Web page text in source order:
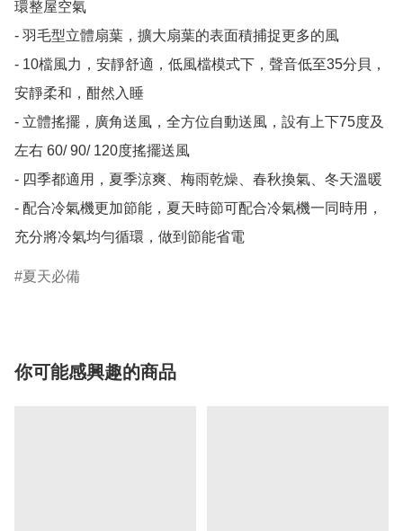
環整屋空氣
- 羽毛型立體扇葉，擴大扇葉的表面積捕捉更多的風
- 10檔風力，安靜舒適，低風檔模式下，聲音低至35分貝，
安靜柔和，酣然入睡
- 立體搖擺，廣角送風，全方位自動送風，設有上下75度及
左右 60/ 90/ 120度搖擺送風
- 四季都適用，夏季涼爽、梅雨乾燥、春秋換氣、冬天溫暖
- 配合冷氣機更加節能，夏天時節可配合冷氣機一同時用，
充分將冷氣均勻循環，做到節能省電
夏天必備
你可能感興趣的商品